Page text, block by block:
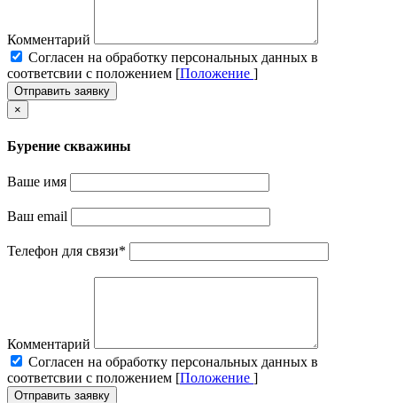
Комментарий
Cогласен на обработку персональных данных в
соответсвии с положением [Положение ]
Отправить заявку
×
Бурение скважины
Ваше имя
Ваш email
Телефон для связи*
Комментарий
Cогласен на обработку персональных данных в
соответсвии с положением [Положение ]
Отправить заявку